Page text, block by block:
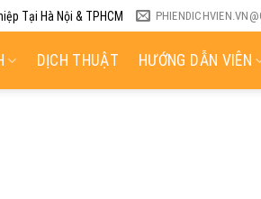
Tại Hà Nội & TPHCM
DỊCH THUẬT HƯỚNG DẪN VIÊN